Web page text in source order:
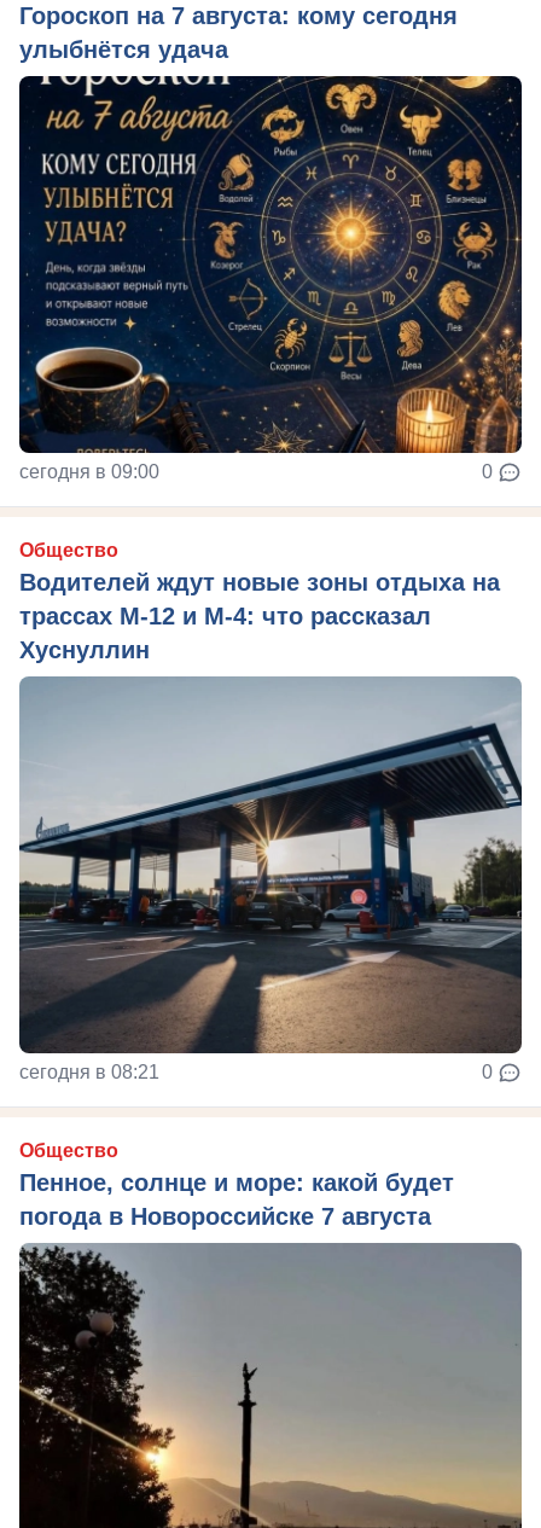
Гороскоп на 7 августа: кому сегодня
улыбнётся удача
сегодня в 09:00 0
Общество
Водителей ждут новые зоны отдыха на
трассах М-12 и М-4: что рассказал
Хуснуллин
сегодня в 08:21 0
Общество
Пенное, солнце и море: какой будет
погода в Новороссийске 7 августа